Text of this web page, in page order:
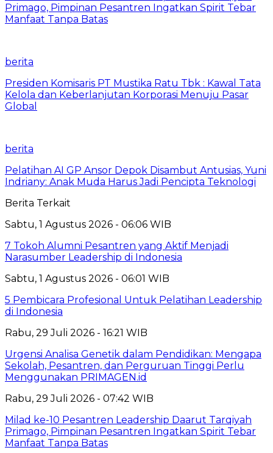
Primago, Pimpinan Pesantren Ingatkan Spirit Tebar
Manfaat Tanpa Batas
berita
Presiden Komisaris PT Mustika Ratu Tbk : Kawal Tata
Kelola dan Keberlanjutan Korporasi Menuju Pasar
Global
berita
Pelatihan AI GP Ansor Depok Disambut Antusias, Yuni
Indriany: Anak Muda Harus Jadi Pencipta Teknologi
Berita Terkait
Sabtu, 1 Agustus 2026 - 06:06 WIB
7 Tokoh Alumni Pesantren yang Aktif Menjadi
Narasumber Leadership di Indonesia
Sabtu, 1 Agustus 2026 - 06:01 WIB
5 Pembicara Profesional Untuk Pelatihan Leadership
di Indonesia
Rabu, 29 Juli 2026 - 16:21 WIB
Urgensi Analisa Genetik dalam Pendidikan: Mengapa
Sekolah, Pesantren, dan Perguruan Tinggi Perlu
Menggunakan PRIMAGEN.id
Rabu, 29 Juli 2026 - 07:42 WIB
Milad ke-10 Pesantren Leadership Daarut Tarqiyah
Primago, Pimpinan Pesantren Ingatkan Spirit Tebar
Manfaat Tanpa Batas